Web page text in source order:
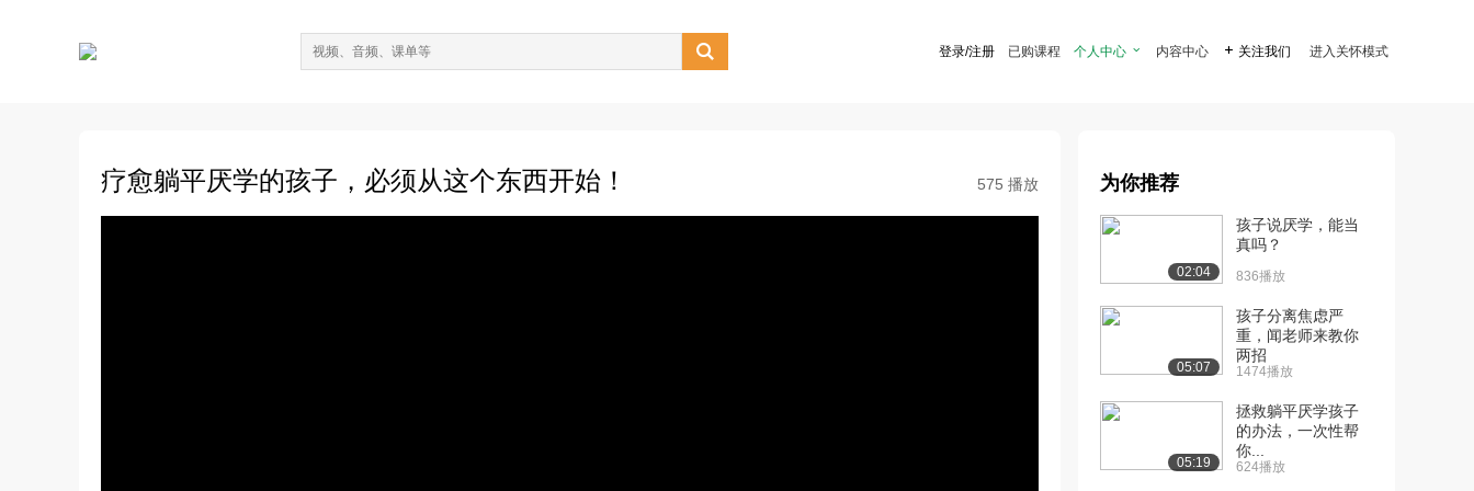
 登录/注册 已购课程 个人中心  内容中心  关注我们 进入关怀模式
疗愈躺平厌学的孩子，必须从这个东西开始！ 575 播放 为你推荐
02:04
孩子说厌学，能当
真吗？
836播放
05:07
孩子分离焦虑严
重，闻老师来教你
两招
1474播放
05:19
拯救躺平厌学孩子
的办法，一次性帮
你...
624播放